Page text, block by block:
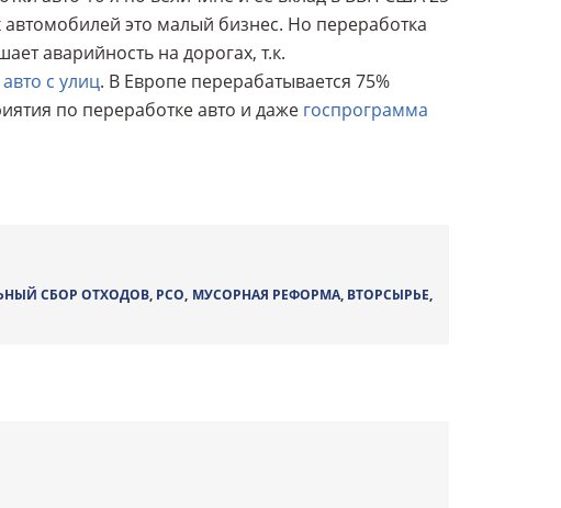
это малый бизнес. Но переработка
аварийность на дорогах, т.к.
с улиц. В Европе перерабатывается 75%
по переработке авто и даже госпрограмма
СБОР ОТХОДОВ, РСО, МУСОРНАЯ РЕФОРМА, ВТОРСЫРЬЕ,